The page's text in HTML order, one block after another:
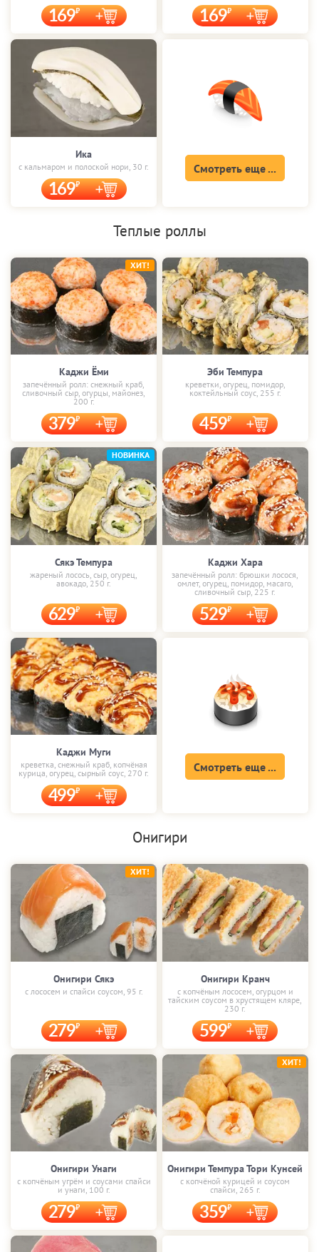
169 169
Ика
с кальмаром и полоской нори, 30 г.
169
Смотреть еще ...
Теплые роллы
Каджи Ёми
запечённый ролл: снежный краб,
сливочный сыр, огурцы, майонез,
200 г.
379
ХИТ!
Эби Темпура
креветки, огурец, помидор,
коктейльный соус, 255 г.
459
Сякэ Темпура
жареный лосось, сыр, огурец,
авокадо, 250 г.
629
НОВИНКА
Каджи Хара
запечённый ролл: брюшки лосося,
омлет, огурец, помидор, масаго,
сливочный сыр, 225 г.
529
Каджи Муги
креветка, снежный краб, копчёная
курица, огурец, сырный соус, 270 г.
499
Смотреть еще ...
Онигири
Онигири Сякэ
с лососем и спайси соусом, 95 г.
279
ХИТ!
Онигири Кранч
с копчёным лососем, огурцом и
тайским соусом в хрустящем кляре,
230 г.
599
Онигири Унаги
с копчёным угрём и соусами спайси
и унаги, 100 г.
279
Онигири Темпура Тори Кунсей
с копчёной курицей и соусом
спайси, 265 г.
359
ХИТ!